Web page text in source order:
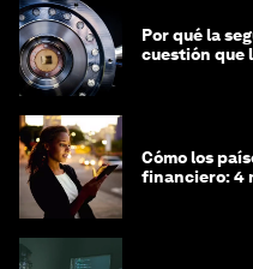
Por qué la
cuestión que
Cómo los
financiero: 4